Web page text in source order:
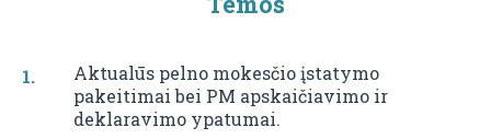
Aktualūs pelno mokesčio įstatymo
pakeitimai bei PM apskaičiavimo ir
deklaravimo ypatumai.